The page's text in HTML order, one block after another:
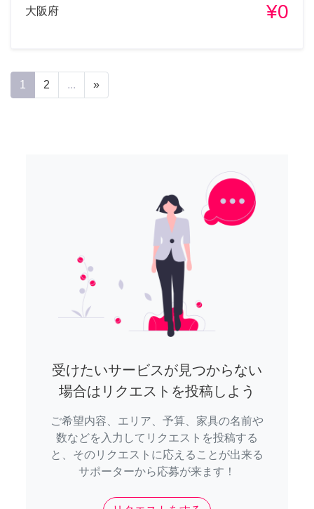
大阪府 ¥0
1 2 ... »
受けたいサービスが見つからない
場合はリクエストを投稿しよう
ご希望内容、エリア、予算、家具の名前や
数などを入力してリクエストを投稿する
と、そのリクエストに応えることが出来る
サポーターから応募が来ます！